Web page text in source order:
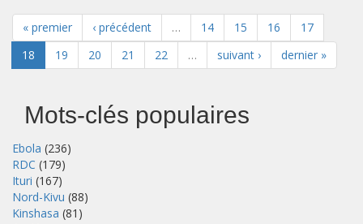
« premier ‹ précédent … 14 15 16
17
18
19 20 21 22 … suivant › dernier »
Mots-clés populaires
Ebola (236)
RDC (179)
Ituri (167)
Nord-Kivu (88)
Kinshasa (81)